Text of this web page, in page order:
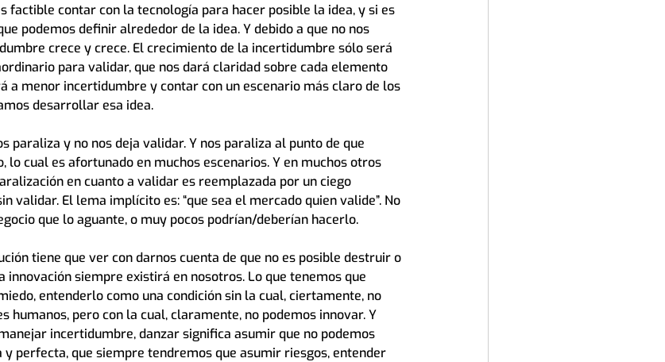
factible contar con la tecnología para hacer posible la idea, y si es
podemos definir alrededor de la idea. Y debido a que no nos
crece y crece. El crecimiento de la incertidumbre sólo será
para validar, que nos dará claridad sobre cada elemento
a menor incertidumbre y contar con un escenario más claro de los
desarrollar esa idea.
paraliza y no nos deja validar. Y nos paraliza al punto de que
lo cual es afortunado en muchos escenarios. Y en muchos otros
en cuanto a validar es reemplazada por un ciego
validar. El lema implícito es: “que sea el mercado quien valide”. No
que lo aguante, o muy pocos podrían/deberían hacerlo.
tiene que ver con darnos cuenta de que no es posible destruir o
innovación siempre existirá en nosotros. Lo que tenemos que
entenderlo como una condición sin la cual, ciertamente, no
humanos, pero con la cual, claramente, no podemos innovar. Y
incertidumbre, danzar significa asumir que no podemos
perfecta, que siempre tendremos que asumir riesgos, entender